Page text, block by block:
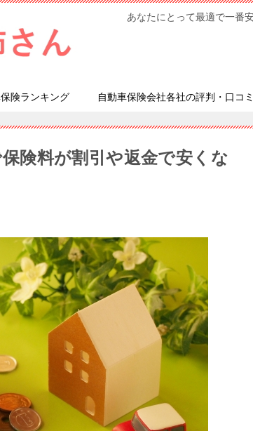
あなたにとって最適で一番
険ランキング 自動車保険会社各社の評判・口コ
険料が割引や返金で安くな